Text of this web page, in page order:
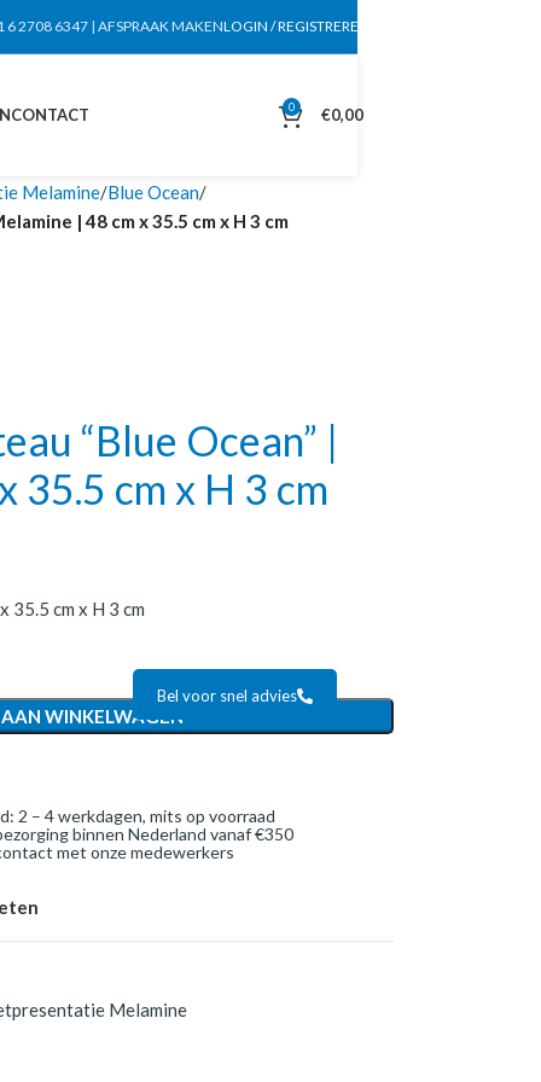
6 2708 6347 | AFSPRAAK MAKENLOGIN / REGISTREREN
CONTACT 0 €0,00
Melamine Blue Ocean
| 48 cm x 35.5 cm x H 3 cm
“Blue Ocean” |
35.5 cm x H 3 cm
35.5 cm x H 3 cm
WINKELWAGEN
Bel voor snel advies
2 – 4 werkdagen, mits op voorraad
binnen Nederland vanaf €350
met onze medewerkers
Melamine